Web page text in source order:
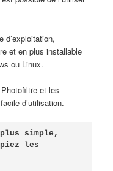
d’exploitation,
et en plus installable
ou Linux.
et les
d’utilisation.
simple,
les